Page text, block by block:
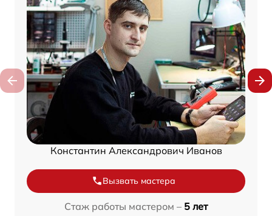
Константин Александрович Иванов
Вызвать мастера
Стаж работы мастером – 5 лет